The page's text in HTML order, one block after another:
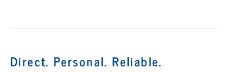
Direct. Personal. Reliable.